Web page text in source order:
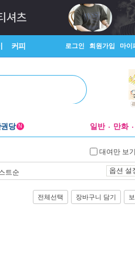
커피 로그인 회원가입 마이
권당 N 일반 만화
대여만 보기
트순 옵션 설
전체선택 장바구니 담기